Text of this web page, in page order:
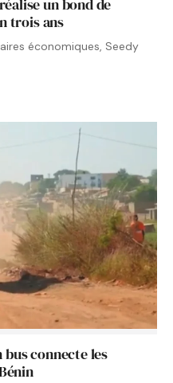
un bond de
trois ans
économiques, Seedy
bus connecte les